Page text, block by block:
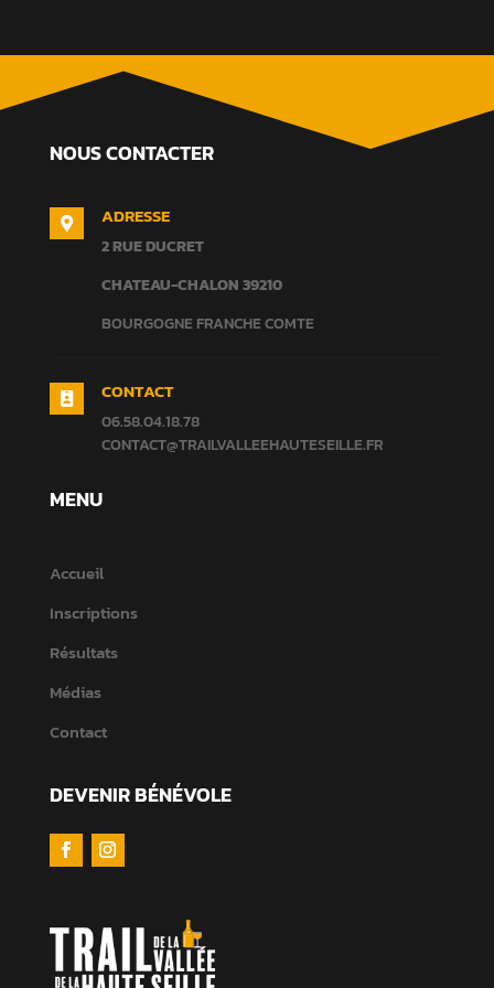
NOUS CONTACTER
 ADRESSE
2 RUE DUCRET
CHATEAU-CHALON39210
BOURGOGNE FRANCHE COMTE
 CONTACT
06.58.04.18.78
CONTACT@TRAILVALLEEHAUTESEILLE.FR
MENU
Accueil
Inscriptions
Résultats
Médias
Contact
DEVENIR BÉNÉVOLE